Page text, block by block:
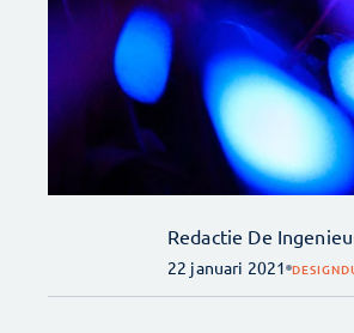
Redactie De
22 januari 2021 DESIGN